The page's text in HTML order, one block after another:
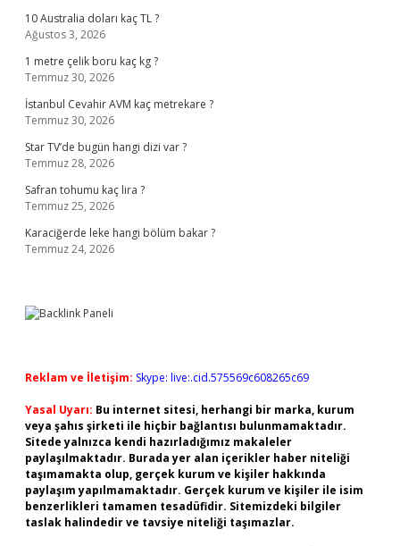
10 Australia doları kaç TL ?
Ağustos 3, 2026
1 metre çelik boru kaç kg ?
Temmuz 30, 2026
İstanbul Cevahir AVM kaç metrekare ?
Temmuz 30, 2026
Star TV’de bugün hangi dizi var ?
Temmuz 28, 2026
Safran tohumu kaç lira ?
Temmuz 25, 2026
Karaciğerde leke hangi bölüm bakar ?
Temmuz 24, 2026
Reklam ve İletişim: Skype: live:.cid.575569c608265c69
Yasal Uyarı: Bu internet sitesi, herhangi bir marka, kurum
veya şahıs şirketi ile hiçbir bağlantısı bulunmamaktadır.
Sitede yalnızca kendi hazırladığımız makaleler
paylaşılmaktadır. Burada yer alan içerikler haber niteliği
taşımamakta olup, gerçek kurum ve kişiler hakkında
paylaşım yapılmamaktadır. Gerçek kurum ve kişiler ile isim
benzerlikleri tamamen tesadüfidir. Sitemizdeki bilgiler
taslak halindedir ve tavsiye niteliği taşımazlar.